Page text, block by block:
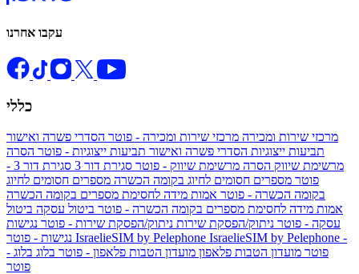
עקבו אחרנו
כללי
מרכזי שירות ומכירה מרכזי שירות ומכירה - פוטר הסדרי פשרה ואישור
תביעות ייצוגיות הסדרי פשרה ואישור תביעות ייצוגיות - פוטר הסרה
מרשימת שיווק הסרה מרשימת שיווק - פוטר סגירת דור 3
סגירת דור 3 -
פוטר מספרים חסומים לחיוג בקומה הכשרה מספרים חסומים לחיוג
בקומה הכשרה - פוטר אמות מידה לחסימת מספרים בקומה הכשרה
אמות מידה לחסימת מספרים בקומה הכשרה - פוטר ביטול עסקה ביטול
עסקה - פוטר ניתוק/הפסקת שירות ניתוק/הפסקת שירות - פוטר נגישות
IsraelieSIM by Pelephone IsraelieSIM by Pelephone -
פוטר מועדון הטבות פלאפון מועדון הטבות פלאפון - פוטר בלוג בלוג -
פוטר